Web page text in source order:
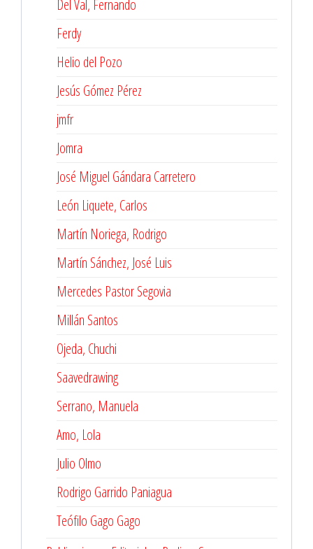
Del Val, Fernando
Ferdy
Helio del Pozo
Jesús Gómez Pérez
jmfr
Jomra
José Miguel Gándara Carretero
León Liquete, Carlos
Martín Noriega, Rodrigo
Martín Sánchez, José Luis
Mercedes Pastor Segovia
Millán Santos
Ojeda, Chuchi
Saavedrawing
Serrano, Manuela
Amo, Lola
Julio Olmo
Rodrigo Garrido Paniagua
Teófilo Gago Gago